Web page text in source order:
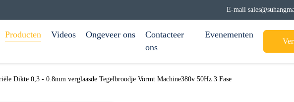
E-mail
Producten Videos Ongeveer ons
Contacteer
ons
Evenementen
Dikte 0,3 - 0.8mm verglaasde Tegelbroodje Vormt Machine380v 50Hz 3 Fase